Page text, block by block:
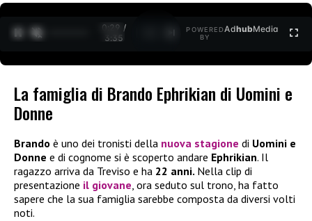
0:30 /
3:35
POWERED
BY
AdhubMedia
La famiglia di Brando Ephrikian di Uomini e
Donne
Brando è uno dei tronisti della nuova stagione di Uomini e
Donne e di cognome si è scoperto andare Ephrikian. Il
ragazzo arriva da Treviso e ha 22 anni. Nella clip di
presentazione il giovane, ora seduto sul trono, ha fatto
sapere che la sua famiglia sarebbe composta da diversi volti
noti.